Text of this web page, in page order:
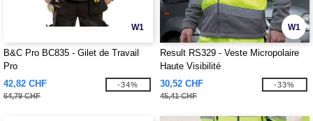
W1
B&C Pro BC835 - Gilet de Travail
Pro
42,82 CHF
64,79 CHF
-34%
W1
Result RS329 - Veste Micropolaire
Haute Visibilité
30,52 CHF
45,41 CHF
-33%